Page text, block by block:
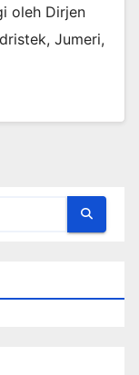
oleh Dirjen
Jumeri,